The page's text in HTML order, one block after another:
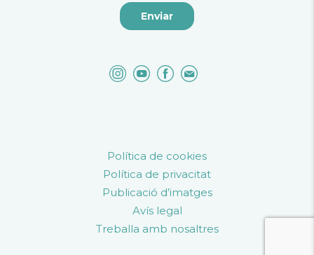
Política de cookies
Política de privacitat
Publicació d’imatges
Avís legal
Treballa amb nosaltres